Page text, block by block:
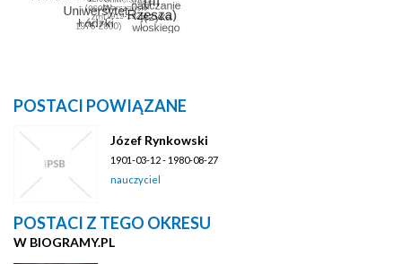
POSTACI POWIĄZANE
Józef Rynkowski
1901-03-12 - 1980-08-27
nauczyciel
POSTACI Z TEGO OKRESU
W BIOGRAMY.PL